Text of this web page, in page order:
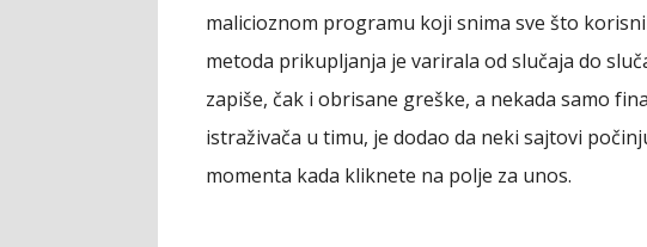
malicioznom programu koji snima sve što
metoda prikupljanja je varirala od slučaja do
zapiše, čak i obrisane greške, a nekada samo
istraživača u timu, je dodao da neki sajtovi
momenta kada kliknete na polje za unos.